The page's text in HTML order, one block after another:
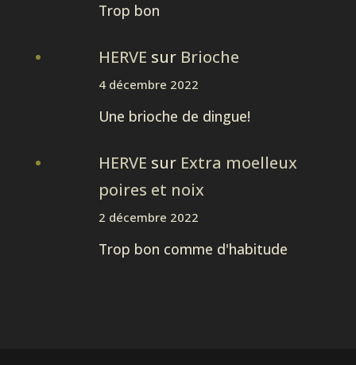
Trop bon
HERVE sur Brioche
4 décembre 2022
Une brioche de dingue!
HERVE sur Extra moelleux
poires et noix
2 décembre 2022
Trop bon comme d'habitude